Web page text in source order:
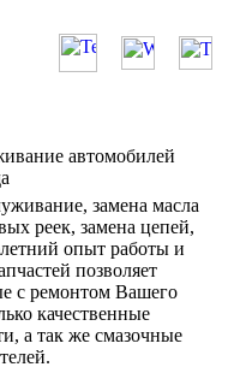
автомобилей
замена масла
реек, замена цепей,
опыт работы и
позволяет
с ремонтом Вашего
качественные
а так же смазочные